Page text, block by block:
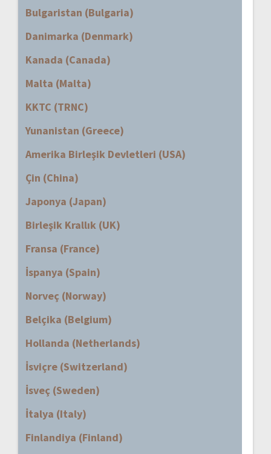
Bulgaristan (Bulgaria)
Danimarka (Denmark)
Kanada (Canada)
Malta (Malta)
KKTC (TRNC)
Yunanistan (Greece)
Amerika Birleşik Devletleri (USA)
Çin (China)
Japonya (Japan)
Birleşik Krallık (UK)
Fransa (France)
İspanya (Spain)
Norveç (Norway)
Belçika (Belgium)
Hollanda (Netherlands)
İsviçre (Switzerland)
İsveç (Sweden)
İtalya (Italy)
Finlandiya (Finland)